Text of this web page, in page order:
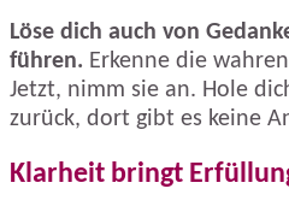
Löse dich auch von
führen. Erkenne die
Jetzt, nimm sie an. Hole
zurück, dort gibt es keine
Klarheit bringt